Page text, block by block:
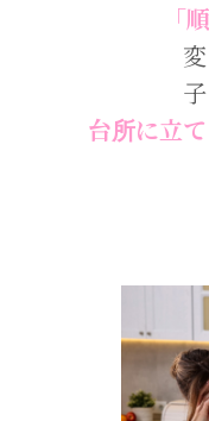
「
台所に立